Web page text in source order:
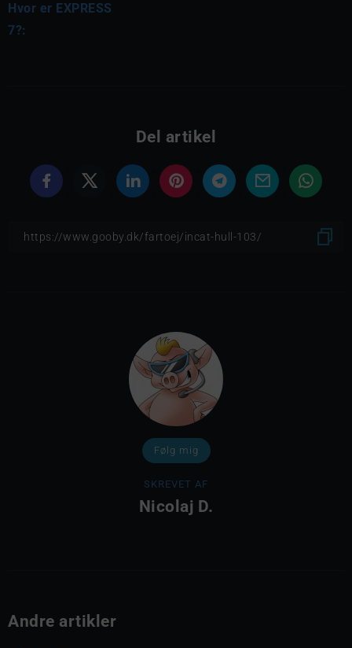
Hvor er EXPRESS
7?:
Del artikel
Følg mig
SKREVET AF
Nicolaj D.
Andre artikler